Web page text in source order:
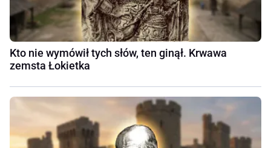
Kto nie wymówił tych słów, ten ginął. Krwawa
zemsta Łokietka